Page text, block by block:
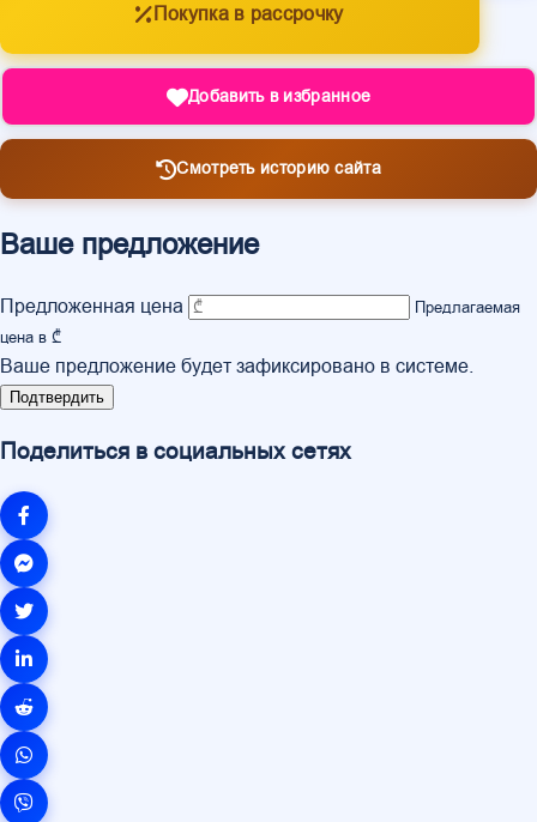
Покупка в рассрочку
Добавить в избранное
Смотреть историю сайта
Ваше предложение
Предложенная цена
Предлагаемая
цена в ₾
Ваше предложение будет зафиксировано в системе.
Подтвердить
Поделиться в социальных сетях